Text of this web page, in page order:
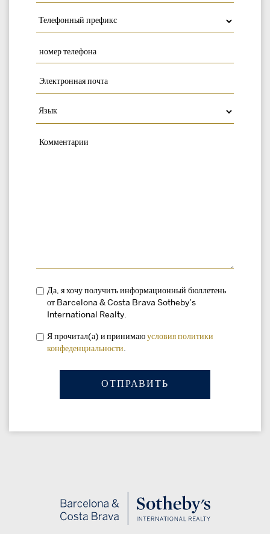
Да, я хочу получить информационный бюллетень
от Barcelona & Costa Brava Sotheby’s
International Realty.
Я прочитал(а) и принимаю условия политики
конфеденциальности